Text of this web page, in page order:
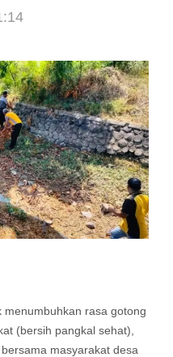
rasa gotong
(bersih pangkal sehat),
masyarakat desa